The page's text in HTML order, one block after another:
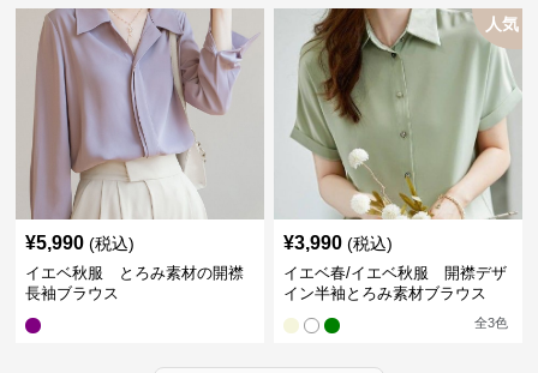
¥5,990 (税込)
イエベ秋服 とろみ素材の開襟
長袖ブラウス
人気
¥3,990 (税込)
イエベ春/イエベ秋服 開襟デザ
イン半袖とろみ素材ブラウス
全3色